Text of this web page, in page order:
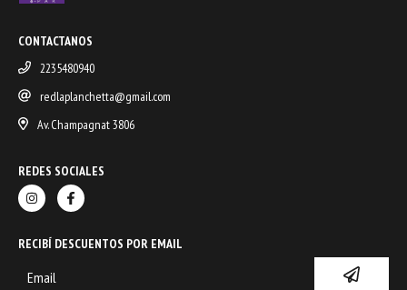
CONTACTANOS
2235480940
redlaplanchetta@gmail.com
Av. Champagnat 3806
REDES SOCIALES
RECIBÍ DESCUENTOS POR EMAIL